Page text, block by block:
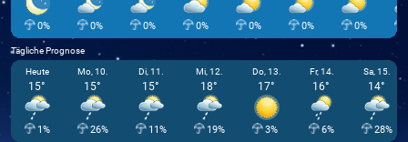
0% 0% 0% 0% 0% 0% 0%
Tägliche Prognose
Heute
15°
1%
Mo, 10.
15°
26%
Di, 11.
15°
11%
Mi, 12.
18°
19%
Do, 13.
17°
3%
Fr, 14.
16°
6%
Sa, 15.
14°
28%